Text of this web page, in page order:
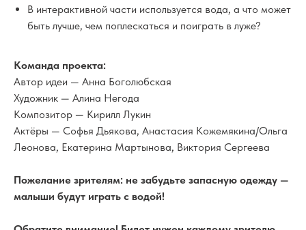
В интерактивной части используется вода, а что может
быть лучше, чем поплескаться и поиграть в луже?
Команда проекта:
Автор идеи — Анна Боголюбская
Художник — Алина Негода
Композитор — Кирилл Лукин
Актёры — Софья Дьякова, Анастасия Кожемякина/Ольга
Леонова, Екатерина Мартынова, Виктория Сергеева
Пожелание зрителям: не забудьте запасную одежду —
малыши будут играть с водой!